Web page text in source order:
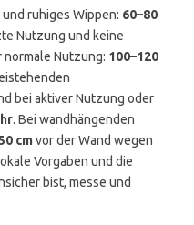
ruhiges Wippen: 60–80
Nutzung und keine
normale Nutzung: 100–120
bei aktiver Nutzung oder
. Bei wandhängenden
cmvor der Wand wegen
Vorgaben und die
bist, messe und